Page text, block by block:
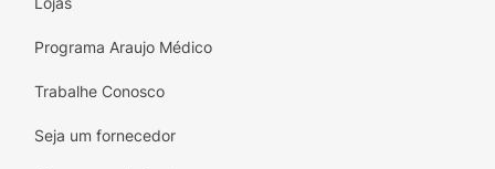
Programa Araujo Médico
Trabalhe Conosco
Seja um fornecedor